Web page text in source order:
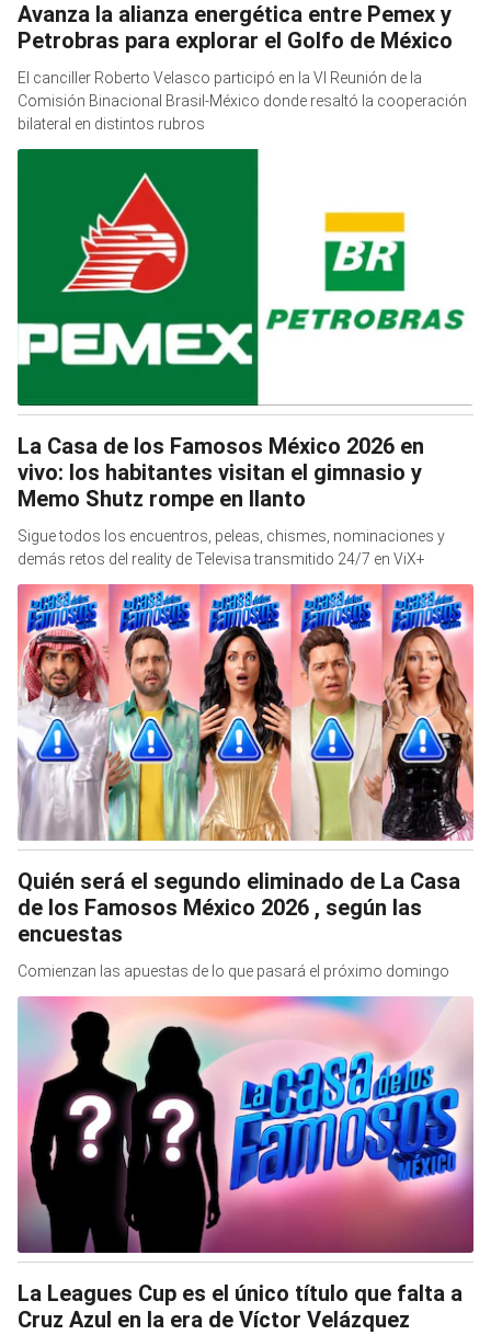
Avanza la alianza energética entre Pemex y
Petrobras para explorar el Golfo de México
El canciller Roberto Velasco participó en la VI Reunión de la
Comisión Binacional Brasil-México donde resaltó la cooperación
bilateral en distintos rubros
La Casa de los Famosos México 2026 en
vivo: los habitantes visitan el gimnasio y
Memo Shutz rompe en llanto
Sigue todos los encuentros, peleas, chismes, nominaciones y
demás retos del reality de Televisa transmitido 24/7 en ViX+
Quién será el segundo eliminado de La Casa
de los Famosos México 2026 , según las
encuestas
Comienzan las apuestas de lo que pasará el próximo domingo
La Leagues Cup es el único título que falta a
Cruz Azul en la era de Víctor Velázquez